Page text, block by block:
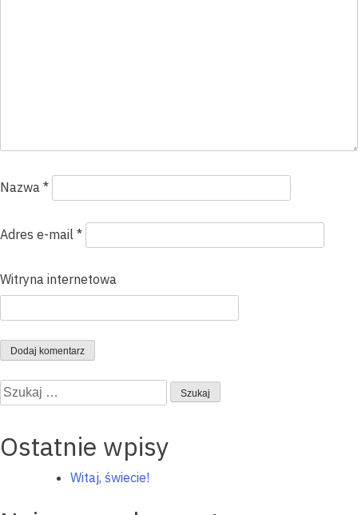
Nazwa *
Adres e-mail *
Witryna internetowa
Szukaj:
Ostatnie wpisy
Witaj, świecie!